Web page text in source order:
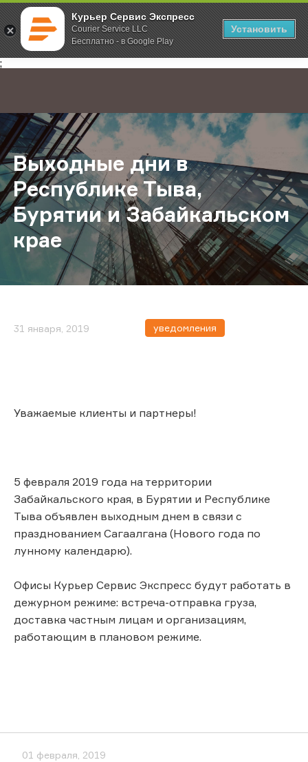
Курьер Сервис Экспресс
Courier Service LLC
Бесплатно - в Google Play
Установить
;
Главная О компании Новости Выходные дни в Республике
Выходные дни в
Республике Тыва,
Бурятии и Забайкальском
крае
31 января, 2019 уведомления
Уважаемые клиенты и партнеры!
5 февраля 2019 года на территории
Забайкальского края, в Бурятии и Республике
Тыва объявлен выходным днем в связи с
празднованием Сагаалгана (Нового года по
лунному календарю).
Офисы Курьер Сервис Экспресс будут работать в
дежурном режиме: встреча-отправка груза,
доставка частным лицам и организациям,
работающим в плановом режиме.
01 февраля, 2019